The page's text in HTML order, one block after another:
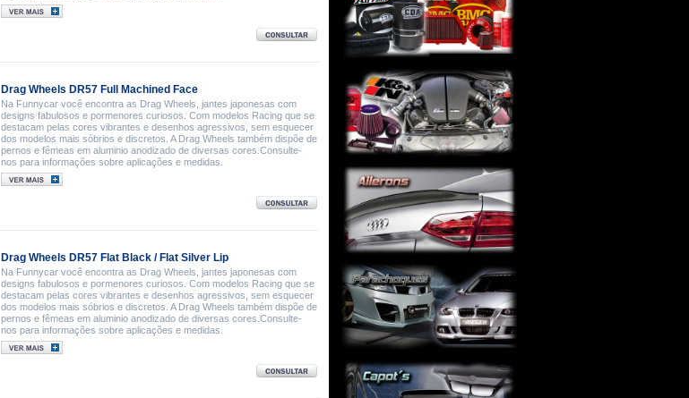
Drag Wheels DR57 Full Machined Face
Na Funnycar você encontra as Drag Wheels, jantes japonesas com
designs fabulosos e pormenores curiosos. Com modelos Racing que se
destacam pelas cores vibrantes e desenhos agressivos, sem esquecer
dos modelos mais sóbrios e discretos. A Drag Wheels também dispõe de
pernos e fêmeas em aluminio anodizado de diversas cores.Consulte-
nos para informações sobre aplicações e medidas.
Drag Wheels DR57 Flat Black / Flat Silver Lip
Na Funnycar você encontra as Drag Wheels, jantes japonesas com
designs fabulosos e pormenores curiosos. Com modelos Racing que se
destacam pelas cores vibrantes e desenhos agressivos, sem esquecer
dos modelos mais sóbrios e discretos. A Drag Wheels também dispõe de
pernos e fêmeas em aluminio anodizado de diversas cores.Consulte-
nos para informações sobre aplicações e medidas.